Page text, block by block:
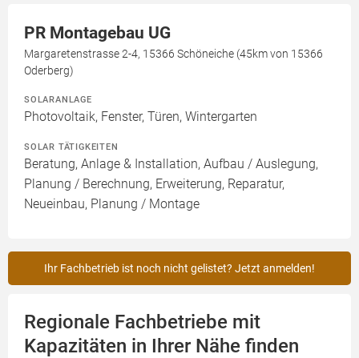
PR Montagebau UG
Margaretenstrasse 2-4, 15366 Schöneiche (45km von 15366
Oderberg)
SOLARANLAGE
Photovoltaik, Fenster, Türen, Wintergarten
SOLAR TÄTIGKEITEN
Beratung, Anlage & Installation, Aufbau / Auslegung,
Planung / Berechnung, Erweiterung, Reparatur,
Neueinbau, Planung / Montage
Ihr Fachbetrieb ist noch nicht gelistet? Jetzt anmelden!
Regionale Fachbetriebe mit
Kapazitäten in Ihrer Nähe finden